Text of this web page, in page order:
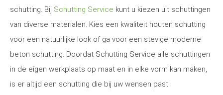
schutting. Bij Schutting Service kunt u kiezen uit schuttingen
van diverse materialen. Kies een kwaliteit houten schutting
voor een natuurlijke look of ga voor een stevige moderne
beton schutting. Doordat Schutting Service alle schuttingen
in de eigen werkplaats op maat en in elke vorm kan maken,
is er altijd een schutting die bij uw wensen past.